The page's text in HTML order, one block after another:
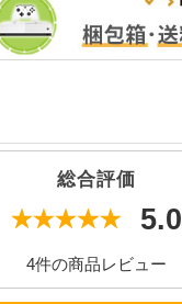
総合評価
5.0
4件の商品レビュー